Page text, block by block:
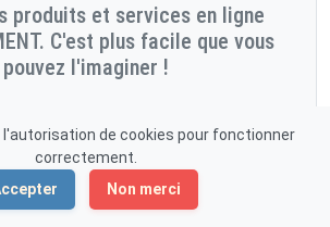
produits et services en ligne
C'est plus facile que vous
pouvez l'imaginer !
Démarrez maintenant!de cookies pour fonctionner
correctement.
Non merci